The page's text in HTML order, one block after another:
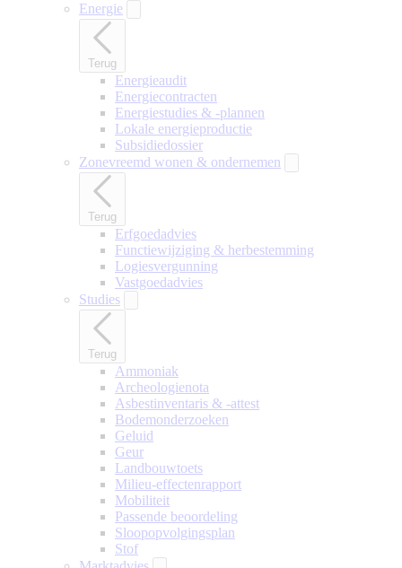
Energie
Terug
Energieaudit
Energiecontracten
Energiestudies & -plannen
Lokale energieproductie
Subsidiedossier
Zonevreemd wonen & ondernemen
Terug
Erfgoedadvies
Functiewijziging & herbestemming
Logiesvergunning
Vastgoedadvies
Studies
Terug
Ammoniak
Archeologienota
Asbestinventaris & -attest
Bodemonderzoeken
Geluid
Geur
Landbouwtoets
Milieu-effectenrapport
Mobiliteit
Passende beoordeling
Sloopopvolgingsplan
Stof